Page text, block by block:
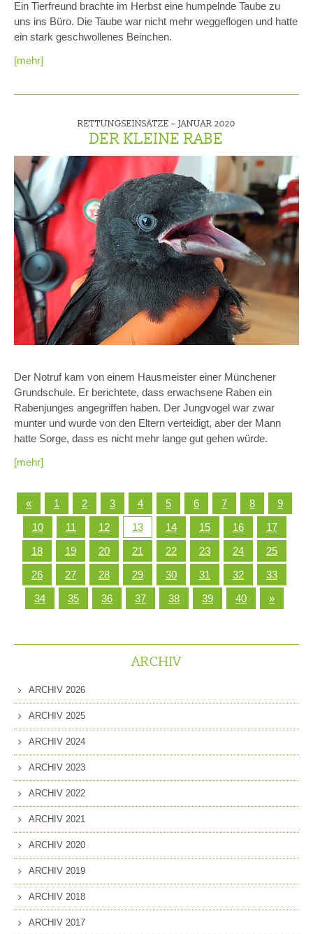
Ein Tierfreund brachte im Herbst eine humpelnde Taube zu
uns ins Büro. Die Taube war nicht mehr weggeflogen und hatte
ein stark geschwollenes Beinchen.
[mehr]
RETTUNGSEINSÄTZE – JANUAR 2020
DER KLEINE RABE
Der Notruf kam von einem Hausmeister einer Münchener
Grundschule. Er berichtete, dass erwachsene Raben ein
Rabenjunges angegriffen haben. Der Jungvogel war zwar
munter und wurde von den Eltern verteidigt, aber der Mann
hatte Sorge, dass es nicht mehr lange gut gehen würde.
[mehr]
« 1 2 3 4 5 6 7 8
9
10
11 12 13 14 15 16
17
18
19 20 21 22 23 24
25
26
27 28 29 30 31 32
33
34
35 36 37 38 39 40 »
ARCHIV
ARCHIV 2026
ARCHIV 2025
ARCHIV 2024
ARCHIV 2023
ARCHIV 2022
ARCHIV 2021
ARCHIV 2020
ARCHIV 2019
ARCHIV 2018
ARCHIV 2017